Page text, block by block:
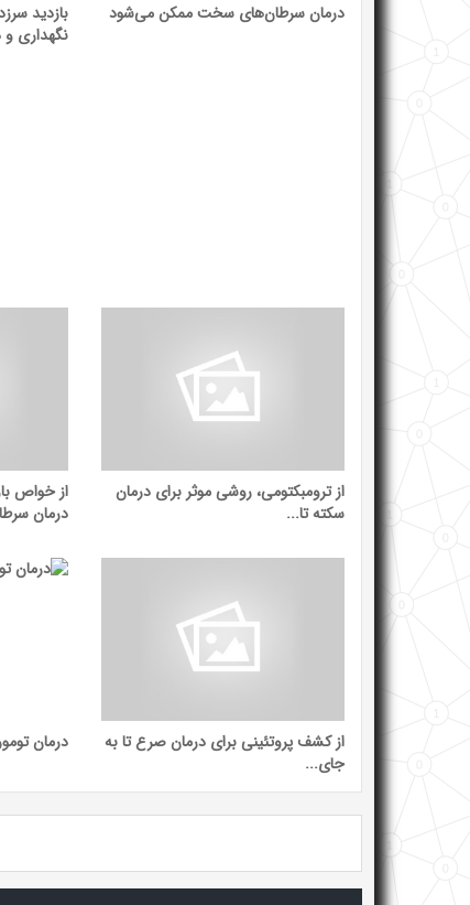
درمان سرطان‌های سخت ممکن می‌شود
بازدید
نگهداری و
از ترومبکتومی، روشی موثر برای درمان
سکته تا...
از خواص
درمان
از کشف پروتئینی برای درمان صرع تا به
جای...
درمان